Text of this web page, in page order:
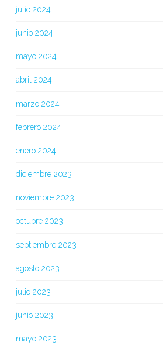
julio 2024
junio 2024
mayo 2024
abril 2024
marzo 2024
febrero 2024
enero 2024
diciembre 2023
noviembre 2023
octubre 2023
septiembre 2023
agosto 2023
julio 2023
junio 2023
mayo 2023